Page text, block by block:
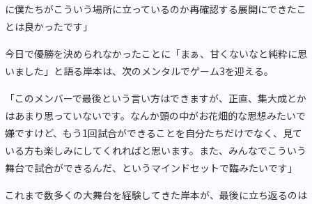
に僕たちがこういう場所に立っているのか再確認する展開にできたこ
とは良かったです」
今日で優勝を決められなかったことに「まぁ、甘くないなと純粋に思
いました」と語る岸本は、次のメンタルでゲーム3を迎える。
「このメンバーで最後という言い方はできますが、正直、集大成とか
はあまり思っていないです。なんか頭の中がお花畑的な思想みたいで
嫌ですけど、もう1回試合ができることを自分たちだけでなく、見て
いる方も楽しみにしてくれればと思います。また、みんなでこういう
舞台で試合ができるんだ、というマインドセットで臨みたいです」
これまで数多くの大舞台を経験してきた岸本が、最後に立ち返るのは